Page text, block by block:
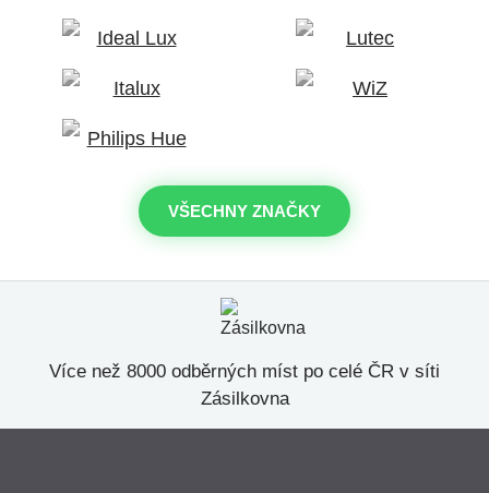
VŠECHNY ZNAČKY
Více než 8000 odběrných míst po celé ČR v síti
Zásilkovna